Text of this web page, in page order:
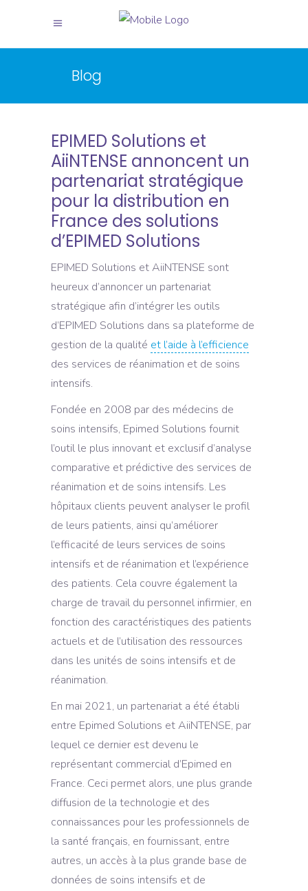
Blog
EPIMED Solutions et
AiiNTENSE annoncent un
partenariat stratégique
pour la distribution en
France des solutions
d’EPIMED Solutions
EPIMED Solutions et AiiNTENSE sont
heureux d’annoncer un partenariat
stratégique afin d’intégrer les outils
d’EPIMED Solutions dans sa plateforme de
gestion de la qualité et l’aide à l’efficience
des services de réanimation et de soins
intensifs.
Fondée en 2008 par des médecins de
soins intensifs, Epimed Solutions fournit
l’outil le plus innovant et exclusif d’analyse
comparative et prédictive des services de
réanimation et de soins intensifs. Les
hôpitaux clients peuvent analyser le profil
de leurs patients, ainsi qu’améliorer
l’efficacité de leurs services de soins
intensifs et de réanimation et l’expérience
des patients. Cela couvre également la
charge de travail du personnel infirmier, en
fonction des caractéristiques des patients
actuels et de l’utilisation des ressources
dans les unités de soins intensifs et de
réanimation.
En mai 2021, un partenariat a été établi
entre Epimed Solutions et AiiNTENSE, par
lequel ce dernier est devenu le
représentant commercial d’Epimed en
France. Ceci permet alors, une plus grande
diffusion de la technologie et des
connaissances pour les professionnels de
la santé français, en fournissant, entre
autres, un accès à la plus grande base de
données de soins intensifs et de